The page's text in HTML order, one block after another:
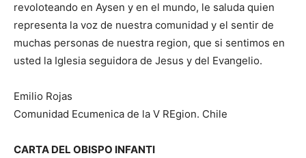
revoloteando en Aysen y en el mundo, le saluda quien
representa la voz de nuestra comunidad y el sentir de
muchas personas de nuestra region, que si sentimos en
usted la Iglesia seguidora de Jesus y del Evangelio.
Emilio Rojas
Comunidad Ecumenica de la V REgion. Chile
CARTA DEL OBISPO INFANTI